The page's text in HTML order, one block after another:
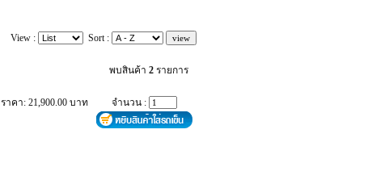
View : Sort :
พบสินค้า2 รายการ
ราคา: 21,900.00 บาท จำนวน :